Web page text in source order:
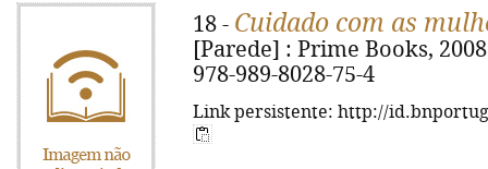
18 - Cuidado com as
[Parede] : Prime Books,
978-989-8028-75-4
Link persistente: http://